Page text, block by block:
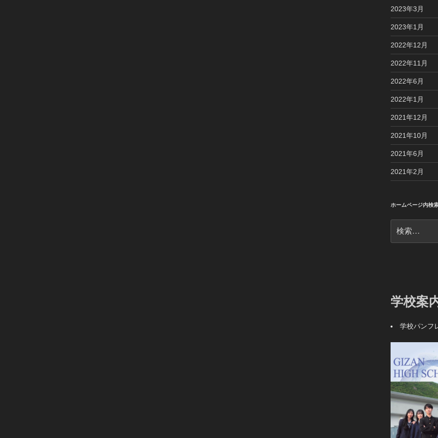
2023年3月
2023年1月
2022年12月
2022年11月
2022年6月
2022年1月
2021年12月
2021年10月
2021年6月
2021年2月
ホームページ内検
索:
学校案
学校パンフ